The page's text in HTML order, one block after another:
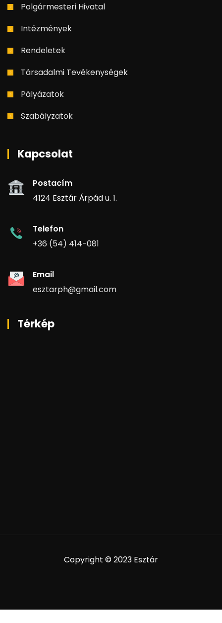
Polgármesteri Hivatal
Intézmények
Rendeletek
Társadalmi Tevékenységek
Pályázatok
Szabályzatok
Kapcsolat
Postacím
4124 Esztár Árpád u. 1.
Telefon
+36 (54) 414-081
Email
esztarph@gmail.com
Térkép
Copyright © 2023 Esztár